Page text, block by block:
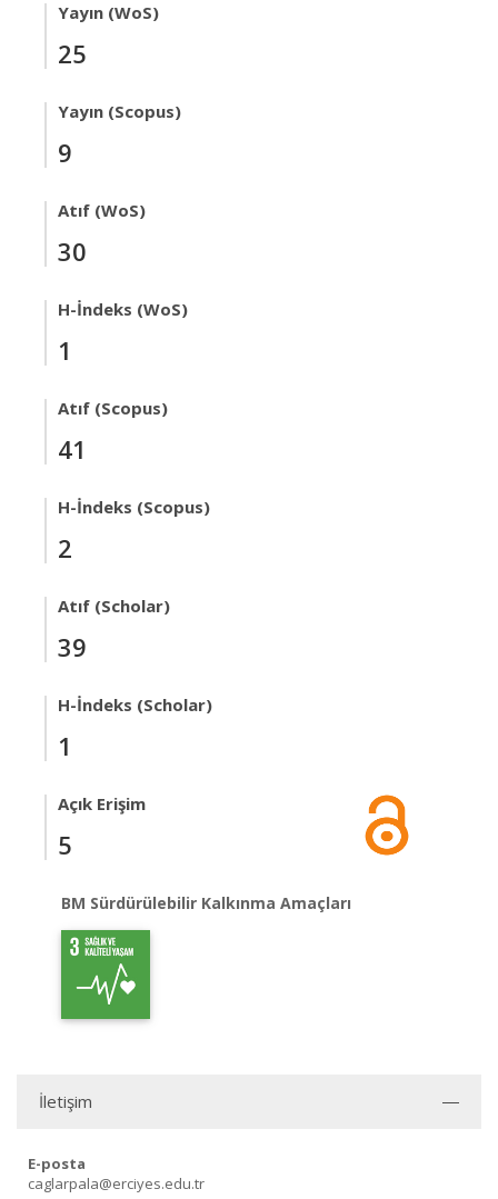
Yayın (WoS)
25
Yayın (Scopus)
9
Atıf (WoS)
30
H-İndeks (WoS)
1
Atıf (Scopus)
41
H-İndeks (Scopus)
2
Atıf (Scholar)
39
H-İndeks (Scholar)
1
Açık Erişim
5
BM Sürdürülebilir Kalkınma Amaçları
İletişim
E-posta
caglarpala@erciyes.edu.tr